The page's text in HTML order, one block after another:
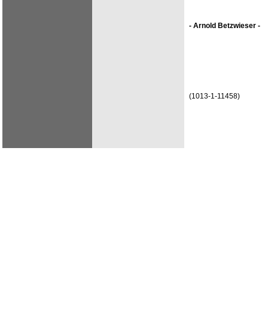
- Arnold Betzwieser -
(1013-1-11458)